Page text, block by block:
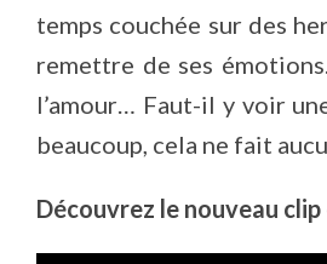
temps couchée sur des
remettre de ses
l’amour… Faut-il y voir
beaucoup, cela ne fait
Découvrez le nouveau clip